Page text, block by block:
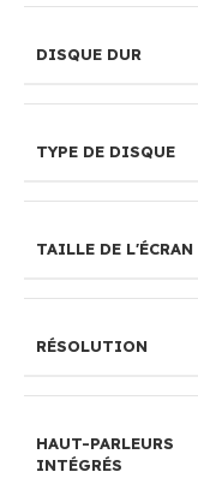
DISQUE DUR
TYPE DE DISQUE
TAILLE DE L'ÉCRAN
RÉSOLUTION
HAUT-PARLEURS
INTÉGRÉS